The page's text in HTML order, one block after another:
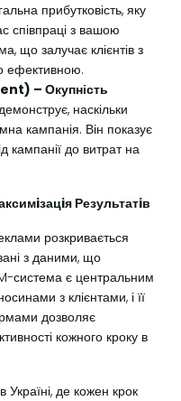
прибутковість, яку
співпраці з вашою
що залучає клієнтів з
ефективною.
– Окупність
наскільки
кампанія. Він показує
кампанії до витрат на
Результатiв
розкривається
з даними, що
система є центральним
з клієнтами, і її
дозволяє
кожного кроку в
Україні, де кожен крок